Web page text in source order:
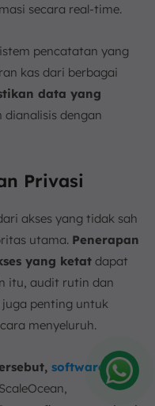
secara real-time.
pencatatan yang
kas dari berbagai
data yang
dianalisis dengan
Privasi
akses yang tidak sah
utama. Penerapan
yang ketat dapat
itu, audit rutin dan
penting untuk
menyeluruh.
software